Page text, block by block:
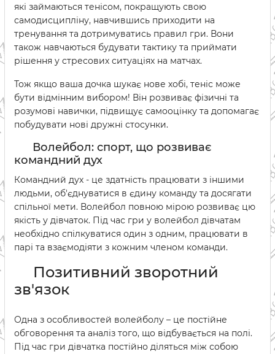
які займаються тенісом, покращують свою
самодисципліну, навчившись приходити на
тренування та дотримуватись правил гри. Вони
також навчаються будувати тактику та приймати
рішення у стресових ситуаціях на матчах.
Тож якщо ваша дочка шукає нове хобі, теніс може
бути відмінним вибором! Він розвиває фізичні та
розумові навички, підвищує самооцінку та допомагає
побудувати нові дружні стосунки.
Волейбол: спорт, що розвиває
командний дух
Командний дух - це здатність працювати з іншими
людьми, об'єднуватися в єдину команду та досягати
спільної мети. Волейбол повною мірою розвиває цю
якість у дівчаток. Під час гри у волейбол дівчатам
необхідно спілкуватися один з одним, працювати в
парі та взаємодіяти з кожним членом команди.
Позитивний зворотний
зв'язок
Одна з особливостей волейболу – це постійне
обговорення та аналіз того, що відбувається на полі.
Під час гри дівчатка постійно діляться між собою